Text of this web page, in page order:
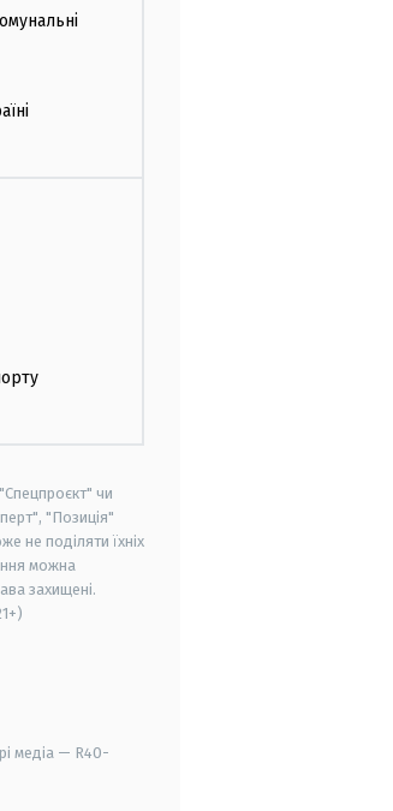
чи
"Позиція"
не поділяти їхніх
можна
захищені.
медіа — R40-